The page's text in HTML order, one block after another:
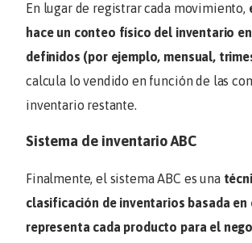
En lugar de registrar cada movimiento,
hace un conteo físico del inventario
definidos (por ejemplo, mensual,
calcula lo vendido en función de las
inventario restante.
Sistema de inventario ABC
Finalmente, el sistema ABC es una
clasificación de inventarios basada en
representa cada producto para el